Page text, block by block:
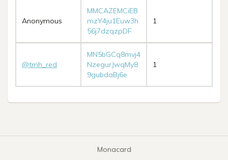
Anonymous
MMCAZEMCiEB
mzY4ju1Euw3h
56j7dzqzpDF
1
@tmh_red
MN5bGCq8mvj4
NzegurJwqMy8
9gubdaBj6e
1
Monacard